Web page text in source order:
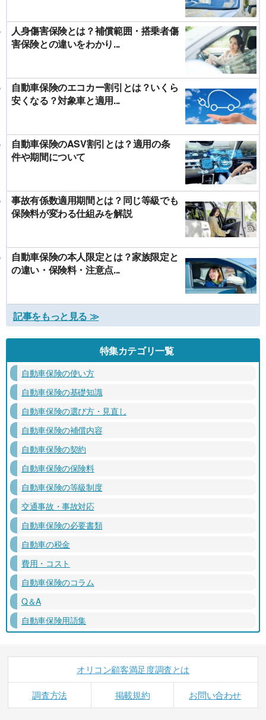
人身傷害保険とは？補償範囲・搭乗者傷
害保険との違いをわかり...
自動車保険のエコカー割引とは？いくら
安くなる？対象車と適用...
自動車保険のASV割引とは？適用の条
件や期間について
事故有係数適用期間とは？同じ等級でも
保険料が変わる仕組みを解説
自動車保険の本人限定とは？家族限定と
の違い・保険料・注意点...
記事をもっと見る ≫
特集カテゴリ一覧
自動車保険の使い方
自動車保険の基礎知識
自動車保険の選び方・見直し
自動車保険の補償内容
自動車保険の契約
自動車保険の保険料
自動車保険の等級制度
交通事故・事故対応
自動車保険の必要書類
自動車の税金
費用・コスト
自動車保険のコラム
Q＆A
自動車保険用語集
オリコン顧客満足度調査とは
調査方法 掲載規約 お問い合わせ